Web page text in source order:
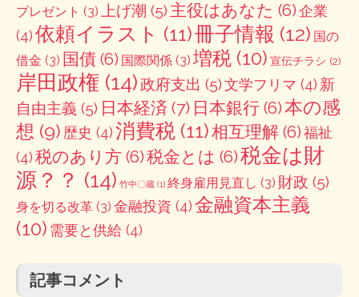
プレゼント (3) 上げ潮 (5) 主役はあなた (6)企業
(4)依頼イラスト (11)冊子情報 (12) 国の
借金 (3) 国債 (6) 国際関係 (3) 増税 (10) 宣伝チラシ (2)
岸田政権 (14)政府支出 (5)文学フリマ (4) 新
自由主義 (5) 日本経済 (7) 日本銀行 (6)本の感
想 (9) 歴史 (4)消費税 (11)相互理解 (6)福祉
(4)税のあり方 (6)税金とは (6)税金は財
源？？ (14) 竹中〇蔵 (1) 終身雇用見直し (3) 財政 (5)
身を切る改革 (3) 金融投資 (4)金融資本主義
(10) 需要と供給 (4)
記事コメント